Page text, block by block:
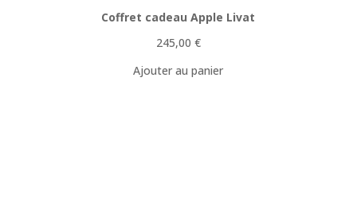
Coffret cadeau Apple Livat
245,00 €
Ajouter au panier